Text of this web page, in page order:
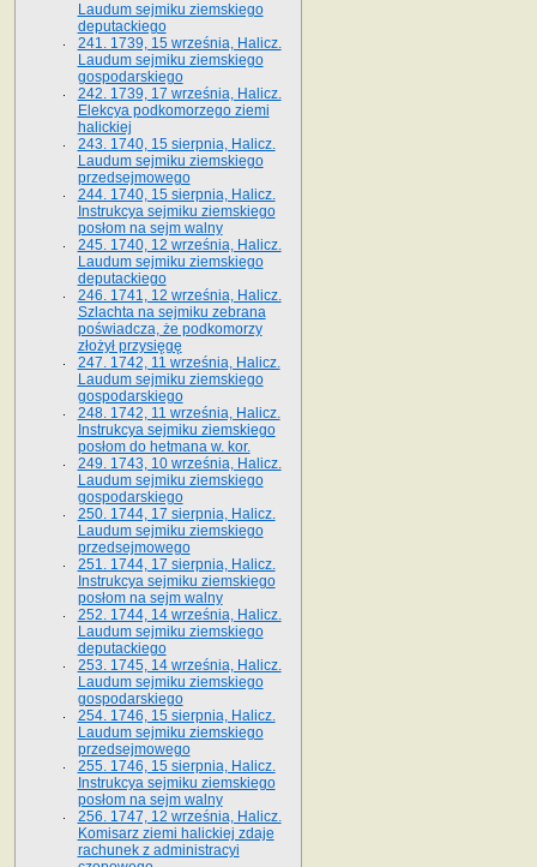
Laudum sejmiku ziemskiego
deputackiego
241. 1739, 15 września, Halicz.
Laudum sejmiku ziemskiego
gospodarskiego
242. 1739, 17 września, Halicz.
Elekcya podkomorzego ziemi
halickiej
243. 1740, 15 sierpnia, Halicz.
Laudum sejmiku ziemskiego
przedsejmowego
244. 1740, 15 sierpnia, Halicz.
Instrukcya sejmiku ziemskiego
posłom na sejm walny
245. 1740, 12 września, Halicz.
Laudum sejmiku ziemskiego
deputackiego
246. 1741, 12 września, Halicz.
Szlachta na sejmiku zebrana
poświadcza, że podkomorzy
złożył przysięgę
247. 1742, 11 września, Halicz.
Laudum sejmiku ziemskiego
gospodarskiego
248. 1742, 11 września, Halicz.
Instrukcya sejmiku ziemskiego
posłom do hetmana w. kor.
249. 1743, 10 września, Halicz.
Laudum sejmiku ziemskiego
gospodarskiego
250. 1744, 17 sierpnia, Halicz.
Laudum sejmiku ziemskiego
przedsejmowego
251. 1744, 17 sierpnia, Halicz.
Instrukcya sejmiku ziemskiego
posłom na sejm walny
252. 1744, 14 września, Halicz.
Laudum sejmiku ziemskiego
deputackiego
253. 1745, 14 września, Halicz.
Laudum sejmiku ziemskiego
gospodarskiego
254. 1746, 15 sierpnia, Halicz.
Laudum sejmiku ziemskiego
przedsejmowego
255. 1746, 15 sierpnia, Halicz.
Instrukcya sejmiku ziemskiego
posłom na sejm walny
256. 1747, 12 września, Halicz.
Komisarz ziemi halickiej zdaje
rachunek z administracyi